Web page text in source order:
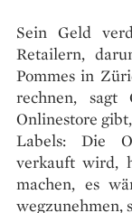
Sein Geld
Retailern,
Pommes in
rechnen, sagt
Onlinestore
Labels: Die
verkauft wird,
machen, es
wegzunehmen,